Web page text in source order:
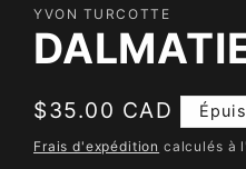
fenêtre
YVON TURCOTTE
Prix
habituel
$35.00 CAD
Frais d'expédition calculés à